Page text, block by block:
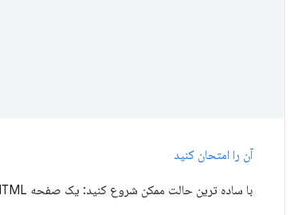
آن را امتحان کنید
با ساده ترین حالت ممکن شروع کنید: یک صفحه HTML ساده با مقداری متن و یک تصویر واحد. مرورگر چگونه این صفحه را پردازش می کند؟